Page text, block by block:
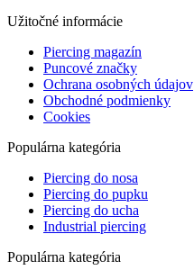
Užitočné informácie
Piercing magazín
Puncové značky
Ochrana osobných údajov
Obchodné podmienky
Cookies
Populárna kategória
Piercing do nosa
Piercing do pupku
Piercing do ucha
Industrial piercing
Populárna kategória